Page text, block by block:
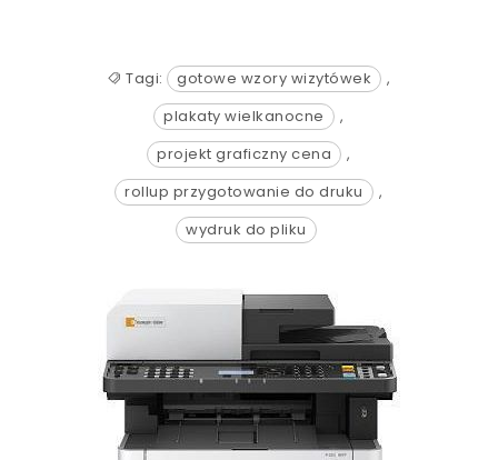
Tagi: gotowe wzory wizytówek
,
plakaty wielkanocne
,
projekt graficzny cena
,
rollup przygotowanie do druku
,
wydruk do pliku